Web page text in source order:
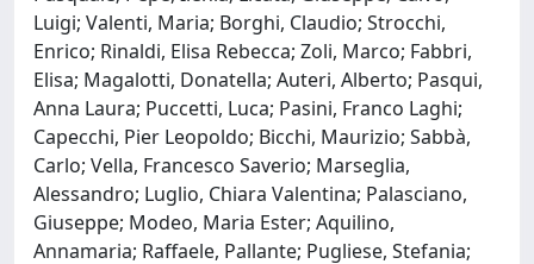
Luigi; Valenti, Maria; Borghi, Claudio; Strocchi,
Enrico; Rinaldi, Elisa Rebecca; Zoli, Marco; Fabbri,
Elisa; Magalotti, Donatella; Auteri, Alberto; Pasqui,
Anna Laura; Puccetti, Luca; Pasini, Franco Laghi;
Capecchi, Pier Leopoldo; Bicchi, Maurizio; Sabbà,
Carlo; Vella, Francesco Saverio; Marseglia,
Alessandro; Luglio, Chiara Valentina; Palasciano,
Giuseppe; Modeo, Maria Ester; Aquilino,
Annamaria; Raffaele, Pallante; Pugliese, Stefania;